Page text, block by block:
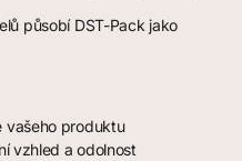
působí DST-Pack jako
vašeho produktu
vzhled a odolnost